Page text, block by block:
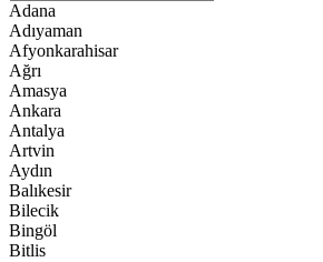
Adana
Adıyaman
Afyonkarahisar
Ağrı
Amasya
Ankara
Antalya
Artvin
Aydın
Balıkesir
Bilecik
Bingöl
Bitlis